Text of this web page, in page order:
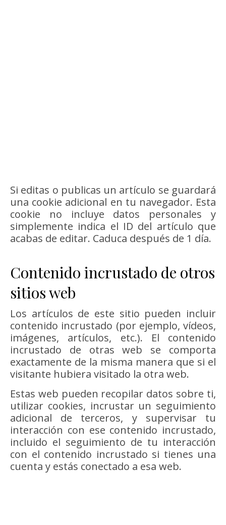
Si editas o publicas un artículo se guardará
una cookie adicional en tu navegador. Esta
cookie no incluye datos personales y
simplemente indica el ID del artículo que
acabas de editar. Caduca después de 1 día.
Contenido incrustado de otros
sitios web
Los artículos de este sitio pueden incluir
contenido incrustado (por ejemplo, vídeos,
imágenes, artículos, etc.). El contenido
incrustado de otras web se comporta
exactamente de la misma manera que si el
visitante hubiera visitado la otra web.
Estas web pueden recopilar datos sobre ti,
utilizar cookies, incrustar un seguimiento
adicional de terceros, y supervisar tu
interacción con ese contenido incrustado,
incluido el seguimiento de tu interacción
con el contenido incrustado si tienes una
cuenta y estás conectado a esa web.